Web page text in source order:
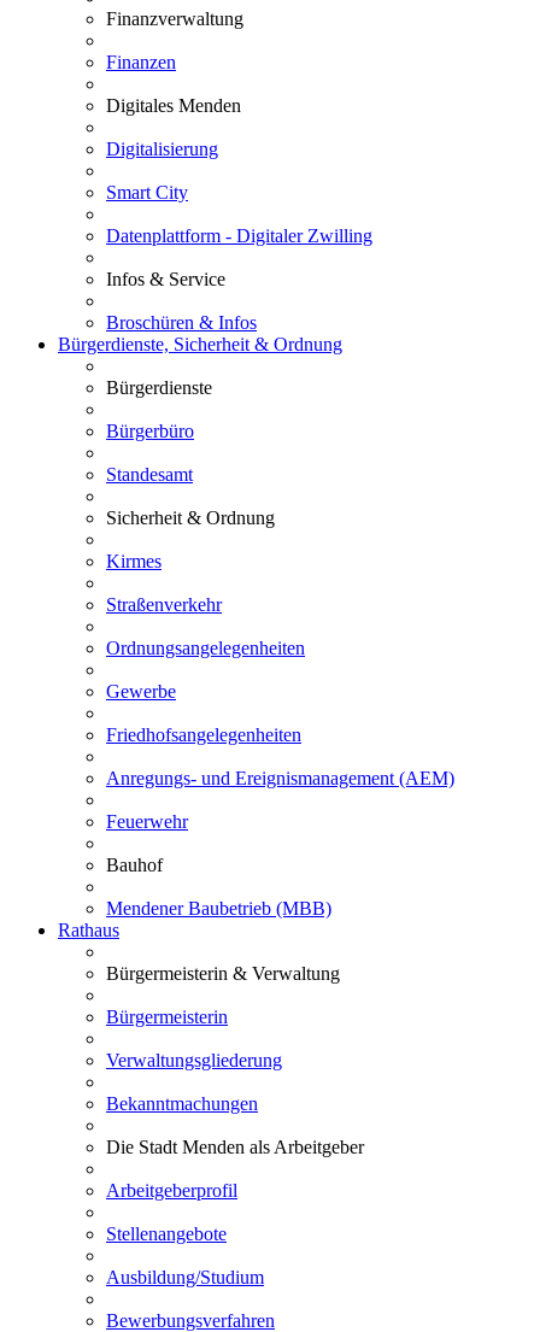
Finanzverwaltung
Finanzen
Digitales Menden
Digitalisierung
Smart City
Datenplattform - Digitaler Zwilling
Infos & Service
Broschüren & Infos
Bürgerdienste, Sicherheit & Ordnung
Bürgerdienste
Bürgerbüro
Standesamt
Sicherheit & Ordnung
Kirmes
Straßenverkehr
Ordnungsangelegenheiten
Gewerbe
Friedhofsangelegenheiten
Anregungs- und Ereignismanagement (AEM)
Feuerwehr
Bauhof
Mendener Baubetrieb (MBB)
Rathaus
Bürgermeisterin & Verwaltung
Bürgermeisterin
Verwaltungsgliederung
Bekanntmachungen
Die Stadt Menden als Arbeitgeber
Arbeitgeberprofil
Stellenangebote
Ausbildung/Studium
Bewerbungsverfahren